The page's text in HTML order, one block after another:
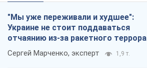
"Мы уже переживали и худшее":
Украине не стоит поддаваться
отчаянию из-за ракетного террора
Сергей Марченко, эксперт 1,9 т.